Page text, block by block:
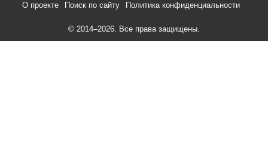
О проекте Поиск по сайту Политика конфиденциальности
© 2014–2026. Все права защищены.